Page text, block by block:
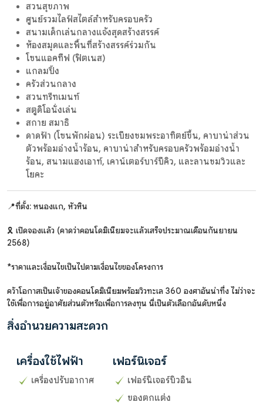
สวนสุขภาพ
ศูนย์รวมไลฟ์สไตล์สำหรับครอบครัว
สนามเด็กเล่นกลางแจ้งสุดสร้างสรรค์
ห้องสมุดและพื้นที่สร้างสรรค์ร่วมกัน
โซนแอคทีฟ (ฟิตเนส)
แกลมปิ้ง
ครัวส่วนกลาง
สวนทรีทเมนท์
สตูดิโอนั่งเล่น
สกาย สมาธิ
ดาดฟ้า (โซนพักผ่อน) ระเบียงชมพระอาทิตย์ขึ้น, คาบาน่าส่วน
ตัวพร้อมอ่างน้ำร้อน, คาบาน่าสำหรับครอบครัวพร้อมอ่างน้ำ
ร้อน, สนามแฮงเอาท์, เคาน์เตอร์บาร์บีคิว, และลานชมวิวและ
โยคะ
📍ที่ตั้ง: หนองแก, หัวหิน
🎗️ เปิดจองแล้ว (คาดว่าคอนโดมิเนียมจะแล้วเสร็จประมาณเดือนกันยายน
2568)
*ราคาและเงื่อนไขเป็นไปตามเงื่อนไขของโครงการ
คว้าโอกาสเป็นเจ้าของคอนโดมิเนียมพร้อมวิวทะเล 360 องศาอันน่าทึ่ง ไม่ว่าจะ
ใช้เพื่อการอยู่อาศัยส่วนตัวหรือเพื่อการลงทุน นี่เป็นตัวเลือกอันดับหนึ่ง
สิ่งอำนวยความสะดวก
เครื่องใช้ไฟฟ้า
เครื่องปรับอากาศ
เฟอร์นิเจอร์
เฟอร์นิเจอร์บิวอิน
ของตกแต่ง